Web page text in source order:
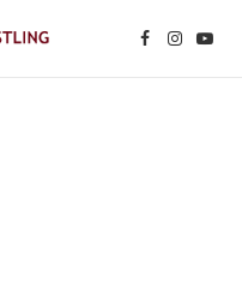
Facebook